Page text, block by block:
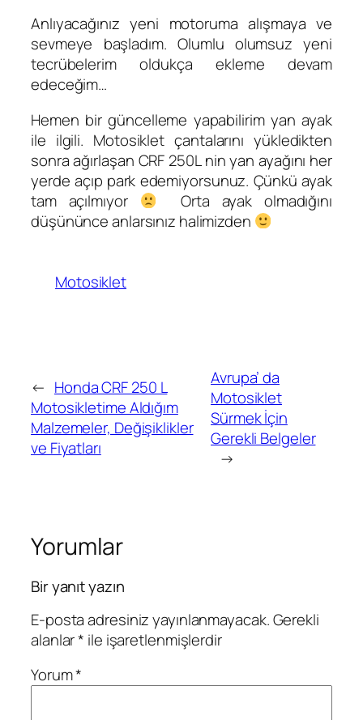
Anlıyacağınız yeni motoruma alışmaya ve
sevmeye başladım. Olumlu olumsuz yeni
tecrübelerim oldukça ekleme devam
edeceğim…
Hemen bir güncelleme yapabilirim yan ayak
ile ilgili. Motosiklet çantalarını yükledikten
sonra ağırlaşan CRF 250L nin yan ayağını her
yerde açıp park edemiyorsunuz. Çünkü ayak
tam açılmıyor
Orta ayak olmadığını
düşününce anlarsınız halimizden
Motosiklet
← Honda CRF 250 L
Motosikletime Aldığım
Malzemeler, Değişiklikler
ve Fiyatları
Avrupa’ da
Motosiklet
Sürmek İçin
Gerekli Belgeler
→
Yorumlar
Bir yanıt yazın
E-posta adresiniz yayınlanmayacak.Gerekli
alanlar* ile işaretlenmişlerdir
Yorum*